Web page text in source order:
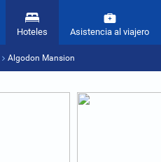
Hoteles Asistencia al viajero
Algodon Mansion